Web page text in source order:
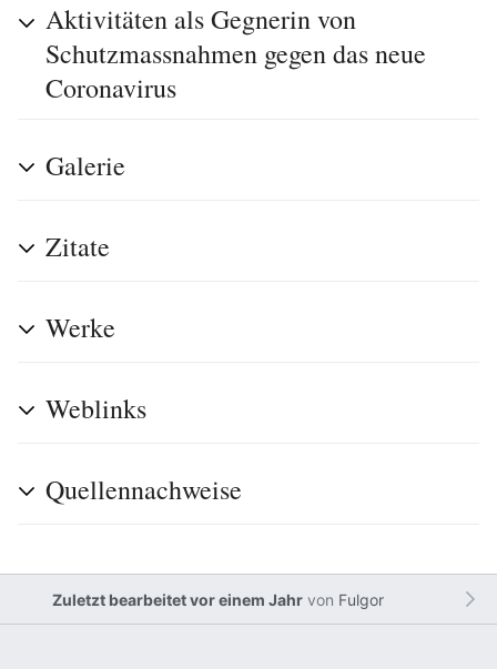
Aktivitäten als Gegnerin von
Schutzmassnahmen gegen das neue
Coronavirus
Galerie
Zitate
Werke
Weblinks
Quellennachweise
Zuletzt bearbeitet vor einem Jahrvon Fulgor